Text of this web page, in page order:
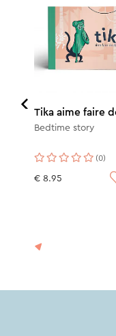
Bedtime story
(0)
€ 8.95